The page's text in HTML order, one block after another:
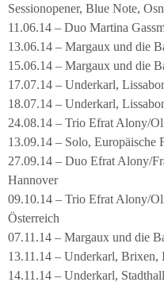
Sessionopener, Blue Note,
11.06.14 – Duo Martina
13.06.14 – Margaux und die
15.06.14 – Margaux und die
17.07.14 – Underkarl,
18.07.14 – Underkarl,
24.08.14 – Trio Efrat Alony/
13.09.14 – Solo, Europäische
27.09.14 – Duo Efrat Alony/
Hannover
09.10.14 – Trio Efrat Alony/
Österreich
07.11.14 – Margaux und die
13.11.14 – Underkarl, Brixen,
14.11.14 – Underkarl,